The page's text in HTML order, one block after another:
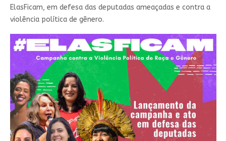
ElasFicam, em defesa das deputadas ameaçadas e contra a
violência política de gênero.